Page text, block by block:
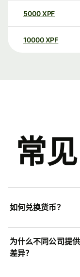
5000XPF
10000 XPF
常
如何兑换货币？
为什么不同公司提
差异？